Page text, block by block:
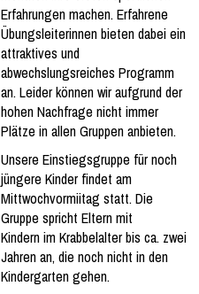
Erfahrungen machen. Erfahrene
Übungsleiterinnen bieten dabei ein
attraktives und
abwechslungsreiches Programm
an. Leider können wir aufgrund der
hohen Nachfrage nicht immer
Plätze in allen Gruppen anbieten.
Unsere Einstiegsgruppe für noch
jüngere Kinder findet am
Mittwochvormiitag statt.Die
Gruppe spricht Eltern mit
Kindern im Krabbelalter bis ca. zwei
Jahren an, die noch nicht in den
Kindergarten gehen.